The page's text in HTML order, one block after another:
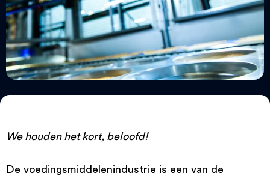
We houden het kort, beloofd!
De voedingsmiddelenindustrie is een van de